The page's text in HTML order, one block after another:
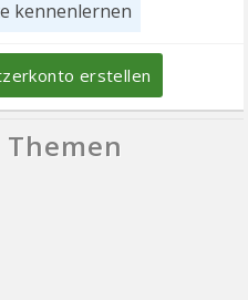
kennenlernen
erstellen